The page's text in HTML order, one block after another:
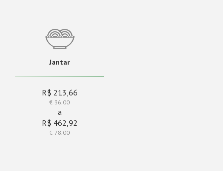
Jantar
R$ 213,66
€ 36.00
a
R$ 462,92
€ 78.00